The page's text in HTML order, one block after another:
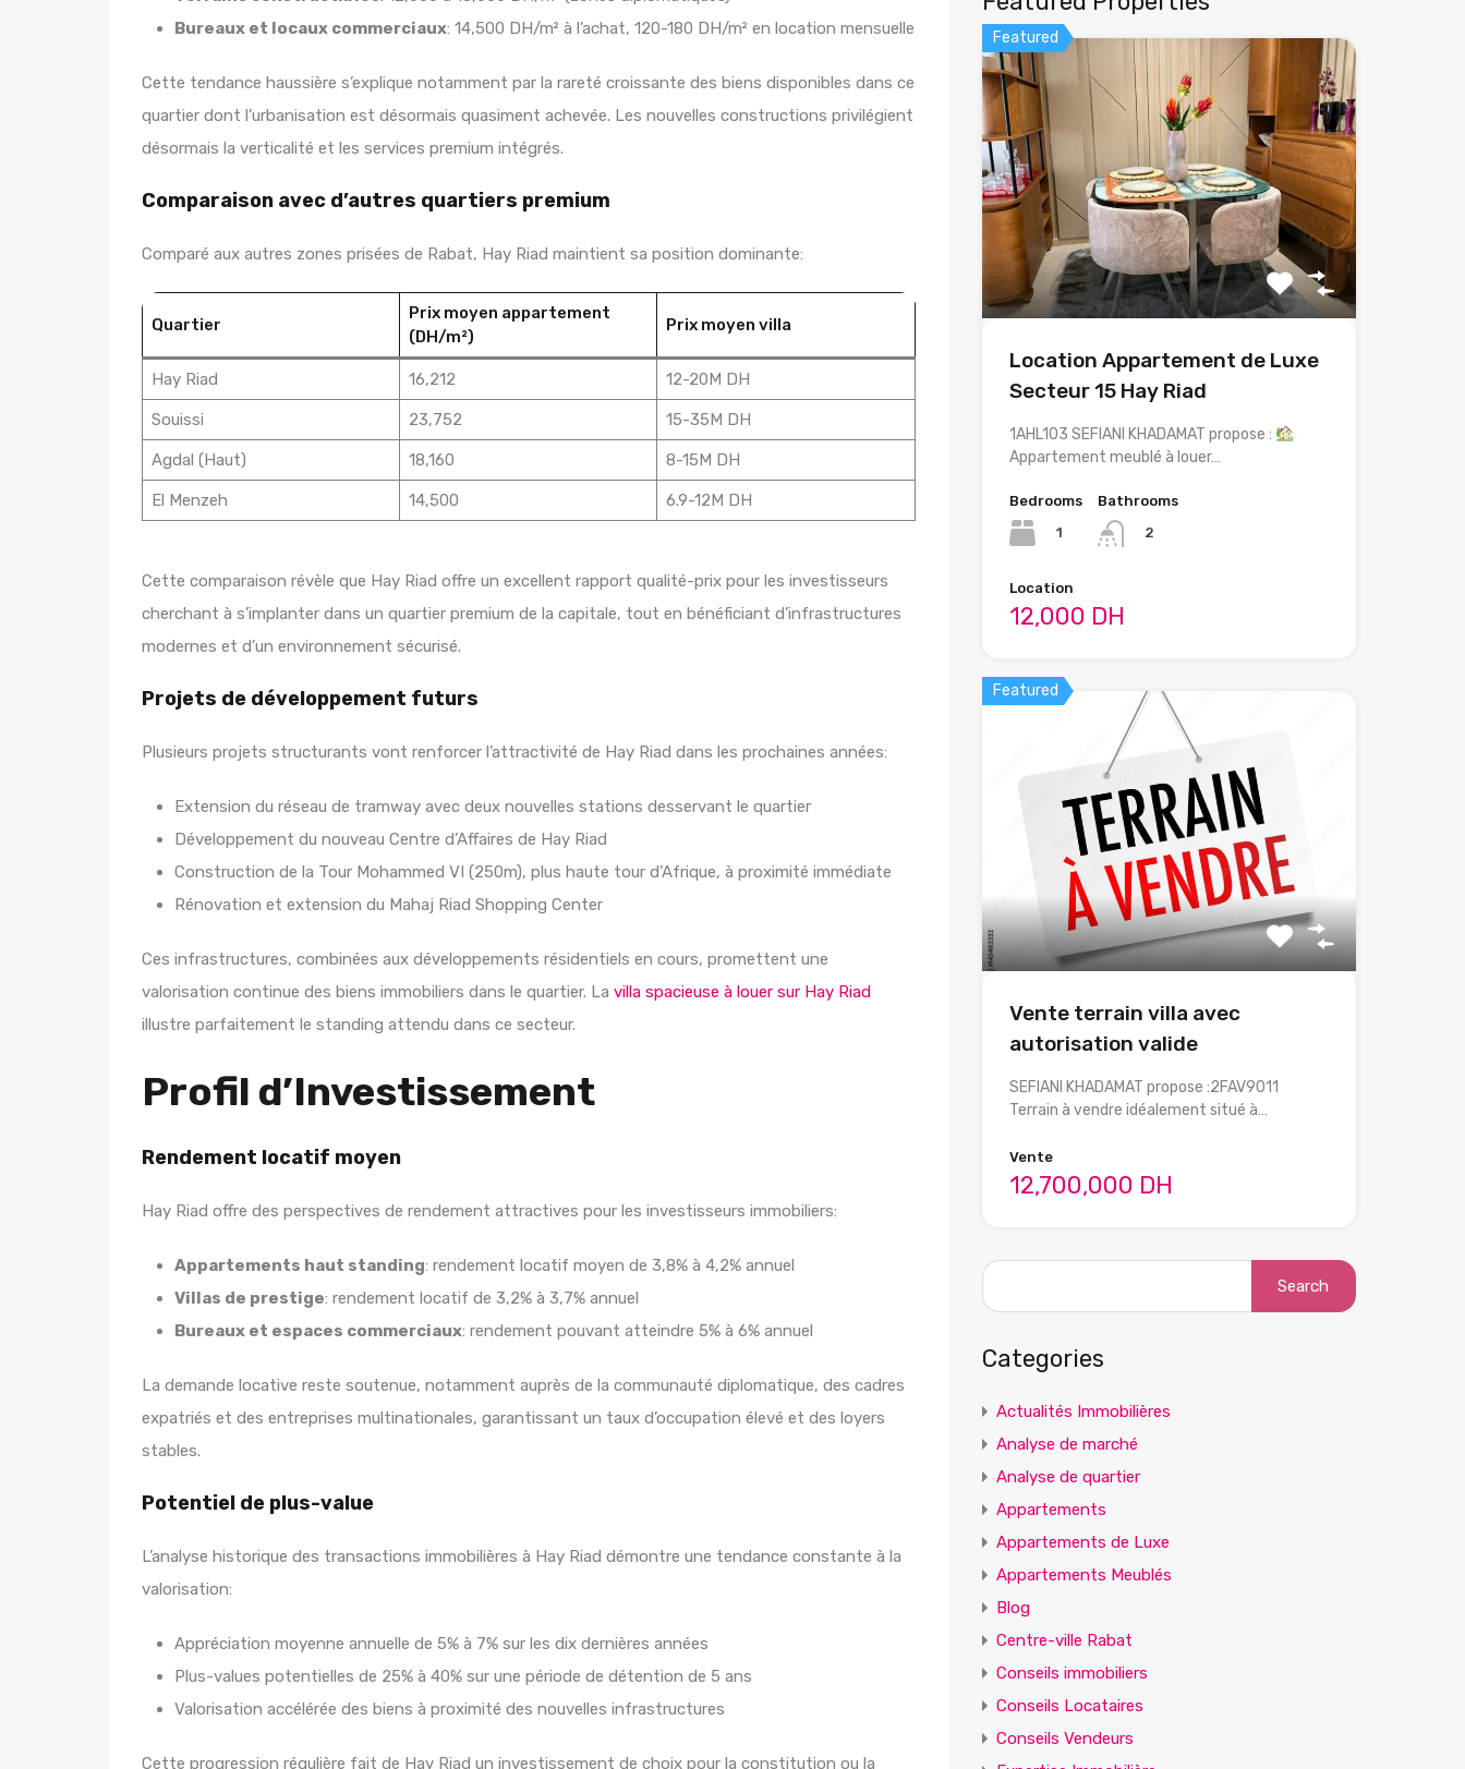
Bureaux et locaux commerciaux: 14,500 DH/m² à l’achat, 120-180 DH/m² en location mensuelle
Cette tendance haussière s’explique notamment par la rareté croissante des biens disponibles dans ce
quartier dont l’urbanisation est désormais quasiment achevée. Les nouvelles constructions privilégient
désormais la verticalité et les services premium intégrés.
Comparaison avec d’autres quartiers premium
Comparé aux autres zones prisées de Rabat, Hay Riad maintient sa position dominante:
Quartier
Prix moyen appartement
(DH/m²)
Prix moyen villa
Hay Riad 16,212 12-20M DH
Souissi 23,752 15-35M DH
Agdal (Haut) 18,160 8-15M DH
El Menzeh 14,500 6.9-12M DH
Cette comparaison révèle que Hay Riad offre un excellent rapport qualité-prix pour les investisseurs
cherchant à s’implanter dans un quartier premium de la capitale, tout en bénéficiant d’infrastructures
modernes et d’un environnement sécurisé.
Projets de développement futurs
Plusieurs projets structurants vont renforcer l’attractivité de Hay Riad dans les prochaines années:
Extension du réseau de tramway avec deux nouvelles stations desservant le quartier
Développement du nouveau Centre d’Affaires de Hay Riad
Construction de la Tour Mohammed VI (250m), plus haute tour d’Afrique, à proximité immédiate
Rénovation et extension du Mahaj Riad Shopping Center
Ces infrastructures, combinées aux développements résidentiels en cours, promettent une
valorisation continue des biens immobiliers dans le quartier. La villa spacieuse à louer sur Hay Riad
illustre parfaitement le standing attendu dans ce secteur.
Profil d’Investissement
Rendement locatif moyen
Hay Riad offre des perspectives de rendement attractives pour les investisseurs immobiliers:
Appartements haut standing: rendement locatif moyen de 3,8% à 4,2% annuel
Villas de prestige: rendement locatif de 3,2% à 3,7% annuel
Bureaux et espaces commerciaux: rendement pouvant atteindre 5% à 6% annuel
La demande locative reste soutenue, notamment auprès de la communauté diplomatique, des cadres
expatriés et des entreprises multinationales, garantissant un taux d’occupation élevé et des loyers
stables.
Potentiel de plus-value
L’analyse historique des transactions immobilières à Hay Riad démontre une tendance constante à la
valorisation:
Appréciation moyenne annuelle de 5% à 7% sur les dix dernières années
Plus-values potentielles de 25% à 40% sur une période de détention de 5 ans
Valorisation accélérée des biens à proximité des nouvelles infrastructures
Cette progression régulière fait de Hay Riad un investissement de choix pour la constitution ou la
Featured
Location Appartement de Luxe
Secteur 15 Hay Riad
1AHL103 SEFIANI KHADAMAT propose :
Appartement meublé à louer…
Bedrooms
1
Bathrooms
2
Location
12,000 DH
Featured
Vente terrain villa avec
autorisation valide
SEFIANI KHADAMAT propose :2FAV9011
Terrain à vendre idéalement situé à…
Vente
12,700,000 DH
Categories
Actualités Immobilières
Analyse de marché
Analyse de quartier
Appartements
Appartements de Luxe
Appartements Meublés
Blog
Centre-ville Rabat
Conseils immobiliers
Conseils Locataires
Conseils Vendeurs